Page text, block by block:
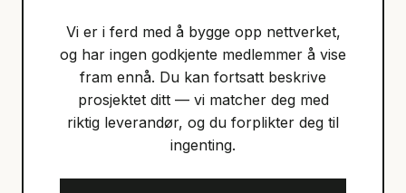
Vi er i ferd med å bygge opp nettverket,
og har ingen godkjente medlemmer å vise
fram ennå. Du kan fortsatt beskrive
prosjektet ditt — vi matcher deg med
riktig leverandør, og du forplikter deg til
ingenting.